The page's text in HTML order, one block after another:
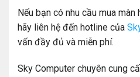
Nếu bạn có nhu cầu mua
hãy liên hệ đến hotline của
vấn đầy đủ và miễn phí.
Sky Computer chuyên cung